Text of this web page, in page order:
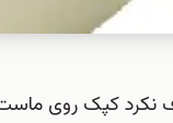
نکرد کپک روی